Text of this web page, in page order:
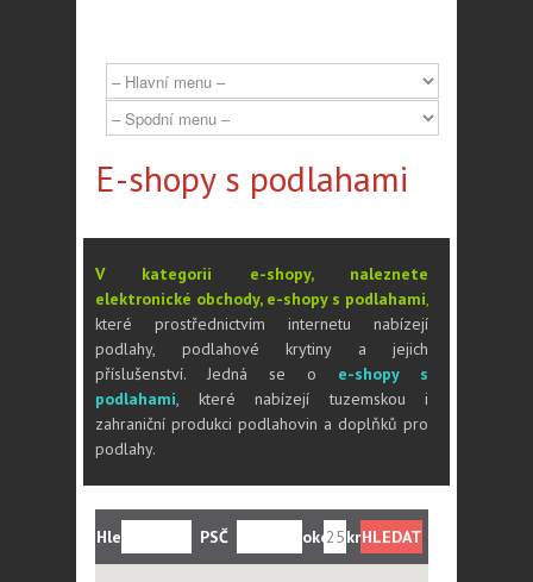
E-shopy s podlahami
V kategorii e-shopy, naleznete
elektronické obchody, e-shopy s podlahami,
které prostřednictvím internetu nabízejí
podlahy, podlahové krytiny a jejich
příslušenství. Jedná se o e-shopy s
podlahami, které nabízejí tuzemskou i
zahraniční produkci podlahovin a doplňků pro
podlahy.
Hledám:
PSČ
nebo
okolí: km